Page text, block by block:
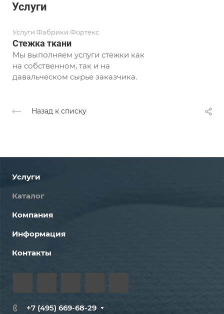
Услуги
Услуги Фабрики Фортекс
Стежка ткани
Мы выполняем услуги стежки как
на собственном, так и на
давальческом сырье заказчика.
Назад к списку
Услуги
Каталог
Компания
Информация
Контакты
+7 (495) 669-68-29